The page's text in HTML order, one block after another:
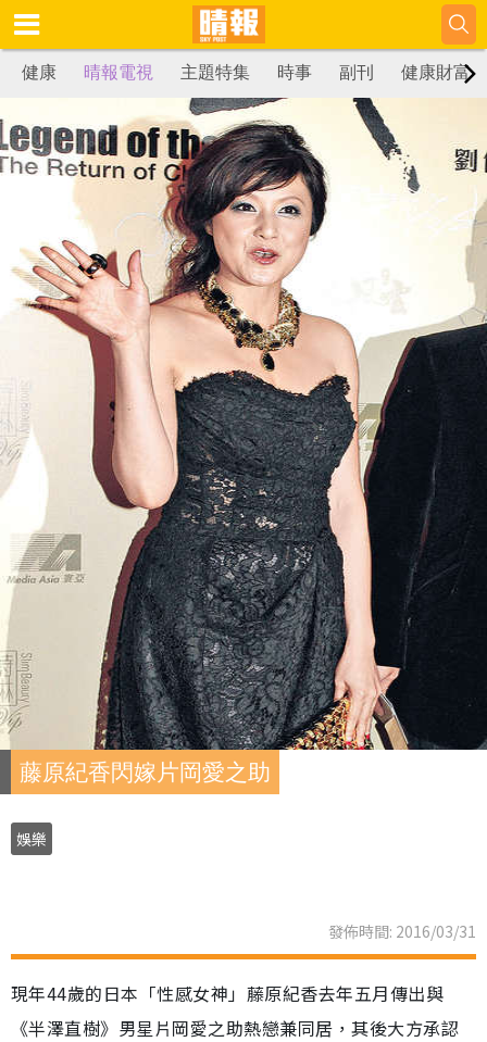
健康 晴報電視 主題特集 時事 副刊 健康財富
藤原紀香閃嫁片岡愛之助
娛樂
發佈時間: 2016/03/31
現年44歲的日本「性感女神」藤原紀香去年五月傳出與
《半澤直樹》男星片岡愛之助熱戀兼同居，其後大方承認